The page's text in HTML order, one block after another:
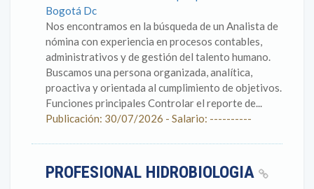
Bogotá Dc
Nos encontramos en la búsqueda de un Analista de
nómina con experiencia en procesos contables,
administrativos y de gestión del talento humano.
Buscamos una persona organizada, analítica,
proactiva y orientada al cumplimiento de objetivos.
Funciones principales Controlar el reporte de...
Publicación: 30/07/2026 - Salario: ----------
PROFESIONAL HIDROBIOLOGIA